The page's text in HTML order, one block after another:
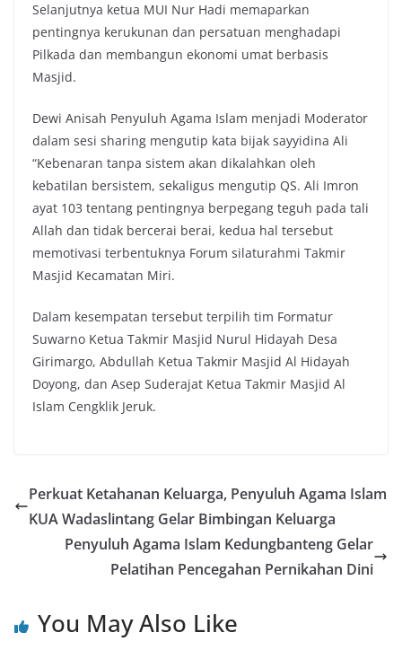
Selanjutnya ketua MUI Nur Hadi memaparkan
pentingnya kerukunan dan persatuan menghadapi
Pilkada dan membangun ekonomi umat berbasis
Masjid.
Dewi Anisah Penyuluh Agama Islam menjadi Moderator
dalam sesi sharing mengutip kata bijak sayyidina Ali
“Kebenaran tanpa sistem akan dikalahkan oleh
kebatilan bersistem, sekaligus mengutip QS. Ali Imron
ayat 103 tentang pentingnya berpegang teguh pada tali
Allah dan tidak bercerai berai, kedua hal tersebut
memotivasi terbentuknya Forum silaturahmi Takmir
Masjid Kecamatan Miri.
Dalam kesempatan tersebut terpilih tim Formatur
Suwarno Ketua Takmir Masjid Nurul Hidayah Desa
Girimargo, Abdullah Ketua Takmir Masjid Al Hidayah
Doyong, dan Asep Suderajat Ketua Takmir Masjid Al
Islam Cengklik Jeruk.
Perkuat Ketahanan Keluarga, Penyuluh Agama Islam
KUA Wadaslintang Gelar Bimbingan Keluarga
Penyuluh Agama Islam Kedungbanteng Gelar
Pelatihan Pencegahan Pernikahan Dini
You May Also Like